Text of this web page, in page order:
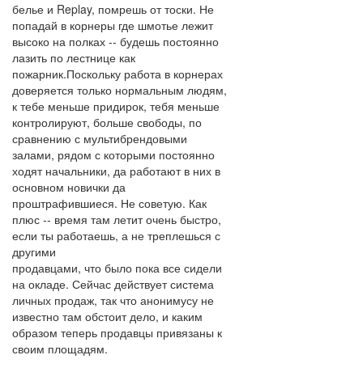
белье и Replay, помрешь от тоски. Не
попадай в корнеры где шмотье лежит
высоко на полках -- будешь постоянно
лазить по лестнице как
пожарник.Поскольку работа в корнерах
доверяется только нормальным людям,
к тебе меньше придирок, тебя меньше
контролируют, больше свободы, по
сравнению с мультибрендовыми
залами, рядом с которыми постоянно
ходят начальники, да работают в них в
основном новички да
проштрафившиеся. Не советую. Как
плюс -- время там летит очень быстро,
если ты работаешь, а не треплешься с
другими
продавцами, что было пока все сидели
на окладе. Сейчас действует система
личных продаж, так что анонимусу не
известно там обстоит дело, и каким
образом теперь продавцы привязаны к
своим площадям.